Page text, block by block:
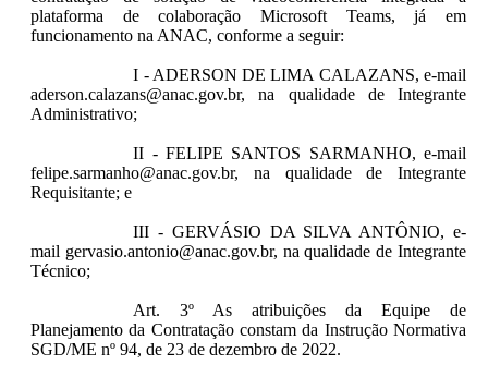
plataforma de colaboração Microsoft Teams, já em
funcionamento na ANAC, conforme a seguir:
I - ADERSON DE LIMA CALAZANS, e-mail
aderson.calazans@anac.gov.br, na qualidade de Integrante
Administrativo;
II - FELIPE SANTOS SARMANHO, e-mail
felipe.sarmanho@anac.gov.br, na qualidade de Integrante
Requisitante; e
III - GERVÁSIO DA SILVA ANTÔNIO, e-
mail gervasio.antonio@anac.gov.br, na qualidade de Integrante
Técnico;
Art. 3º As atribuições da Equipe de
Planejamento da Contratação constam da Instrução Normativa
SGD/ME nº 94, de 23 de dezembro de 2022.